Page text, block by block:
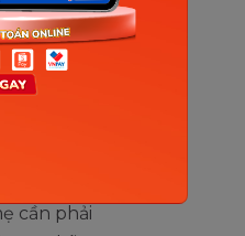
còn nhỏ,
cần phải